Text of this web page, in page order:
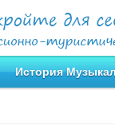
История